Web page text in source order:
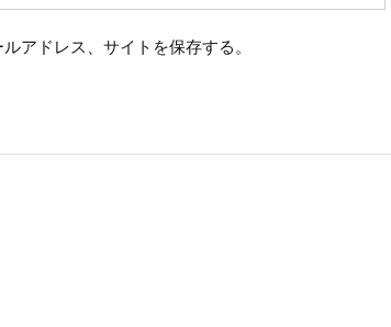
アドレス、サイトを保存する。